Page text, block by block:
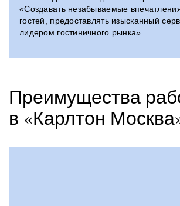
«Создавать незабываемые
гостей, предоставлять изысканный
лидером гостиничного рынка».
Преимущества
в «Карлтон